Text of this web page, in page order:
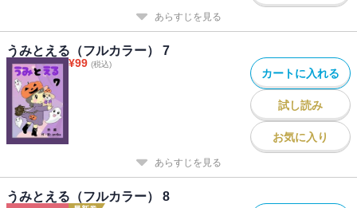
あらすじを見る
うみとえる（フルカラー） 7
¥99 (税込)
カートに入れる
試し読み
お気に入り
あらすじを見る
うみとえる（フルカラー） 8